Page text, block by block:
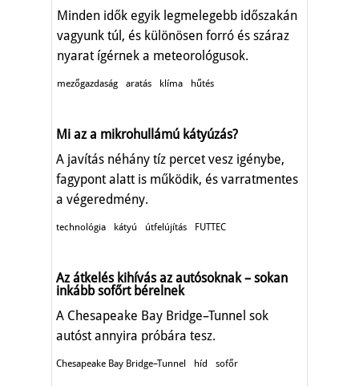
Minden idők egyik legmelegebb időszakán
vagyunk túl, és különösen forró és száraz
nyarat ígérnek a meteorológusok.
mezőgazdaság aratás klíma hűtés
Mi az a mikrohullámú kátyúzás?
A javítás néhány tíz percet vesz igénybe,
fagypont alatt is működik, és varratmentes
a végeredmény.
technológia kátyú útfelújítás FUTTEC
Az átkelés kihívás az autósoknak – sokan
inkább sofőrt bérelnek
A Chesapeake Bay Bridge–Tunnel sok
autóst annyira próbára tesz.
Chesapeake Bay Bridge–Tunnel híd sofőr